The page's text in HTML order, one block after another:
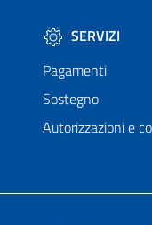
SERVIZI
Pagamenti
Sostegno
Autorizzazioni e